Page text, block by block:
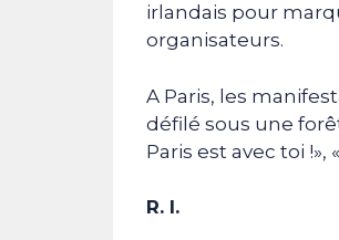
irlandais pour
organisateurs.
A Paris, les
défilé sous une
Paris est avec toi !»,
R. I.